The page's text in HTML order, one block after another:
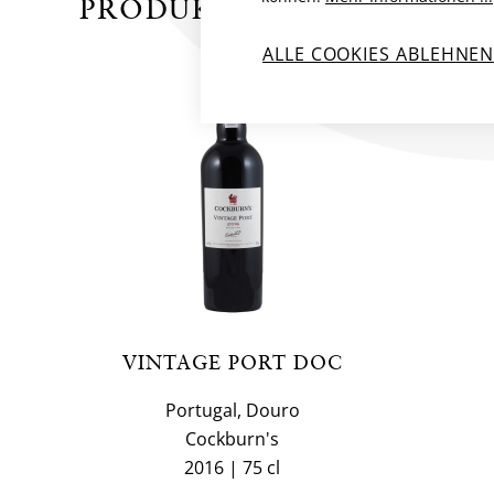
PRODUKTE VON
VINTAGE PORT DOC
Portugal, Douro
Cockburn's
2016
75 cl
ALLE COOKIES ABLEHNEN